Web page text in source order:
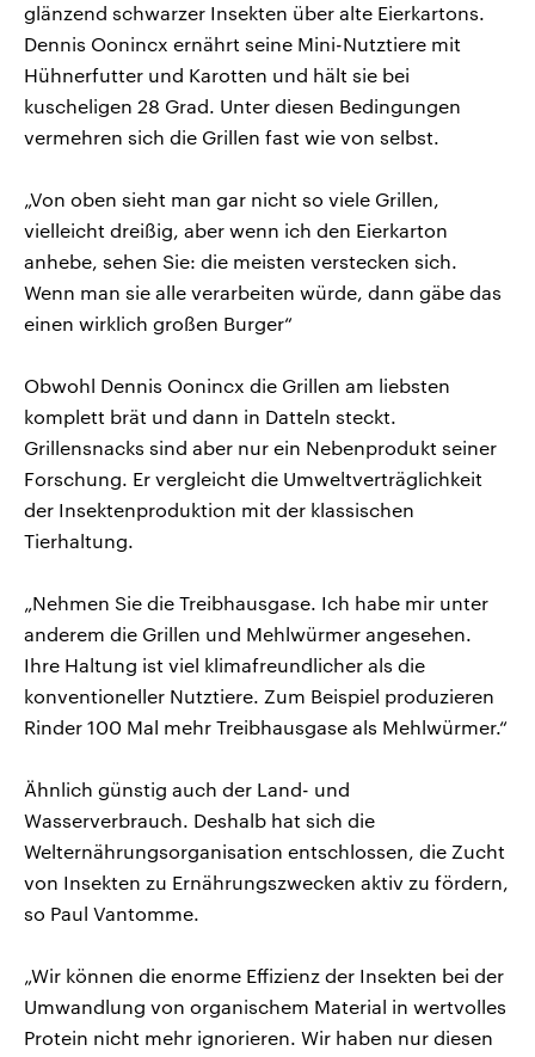
glänzend schwarzer Insekten über alte Eierkartons.
Dennis Oonincx ernährt seine Mini-Nutztiere mit
Hühnerfutter und Karotten und hält sie bei
kuscheligen 28 Grad. Unter diesen Bedingungen
vermehren sich die Grillen fast wie von selbst.
„Von oben sieht man gar nicht so viele Grillen,
vielleicht dreißig, aber wenn ich den Eierkarton
anhebe, sehen Sie: die meisten verstecken sich.
Wenn man sie alle verarbeiten würde, dann gäbe das
einen wirklich großen Burger“
Obwohl Dennis Oonincx die Grillen am liebsten
komplett brät und dann in Datteln steckt.
Grillensnacks sind aber nur ein Nebenprodukt seiner
Forschung. Er vergleicht die Umweltverträglichkeit
der Insektenproduktion mit der klassischen
Tierhaltung.
„Nehmen Sie die Treibhausgase. Ich habe mir unter
anderem die Grillen und Mehlwürmer angesehen.
Ihre Haltung ist viel klimafreundlicher als die
konventioneller Nutztiere. Zum Beispiel produzieren
Rinder 100 Mal mehr Treibhausgase als Mehlwürmer.“
Ähnlich günstig auch der Land- und
Wasserverbrauch. Deshalb hat sich die
Welternährungsorganisation entschlossen, die Zucht
von Insekten zu Ernährungszwecken aktiv zu fördern,
so Paul Vantomme.
„Wir können die enorme Effizienz der Insekten bei der
Umwandlung von organischem Material in wertvolles
Protein nicht mehr ignorieren. Wir haben nur diesen